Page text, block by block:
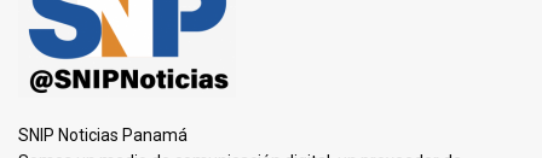
SNIP Noticias Panamá